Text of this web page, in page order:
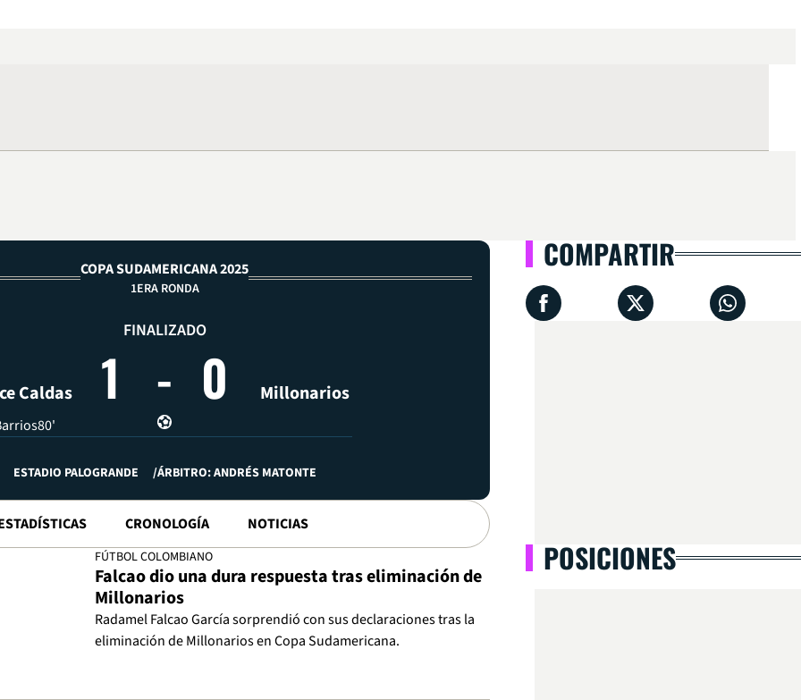
COPA SUDAMERICANA 2025
1ERA RONDA
Caldas
FINALIZADO
1 - 0 Millonarios
80'
ESTADIO PALOGRANDE ÁRBITRO: ANDRÉS MATONTE
CRONOLOGÍA NOTICIAS
FÚTBOL COLOMBIANO
Falcao dio una dura respuesta tras eliminación de
Millonarios
Radamel Falcao García sorprendió con sus declaraciones tras la
eliminación de Millonarios en Copa Sudamericana.
COMPARTIR
POSICIONES